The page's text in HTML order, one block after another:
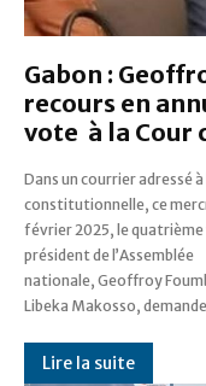
Gabon :
recours en
vote à la
Dans un courrier adressé
constitutionnelle, ce
février 2025, le
président de l’Assemblée
nationale, Geoffroy
Libeka Makosso,
annulation du bulletin
prévu lors du scrutin
d’avril 2025. Cette
d’annulation porte notamment
Lire la suite